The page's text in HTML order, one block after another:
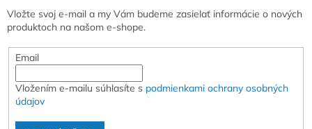
Vložte svoj e-mail a my Vám budeme zasielať informácie o nových
produktoch na našom e-shope.
Email
Vložením e-mailu súhlasíte s podmienkami ochrany osobných
údajov